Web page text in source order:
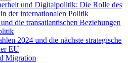
und Digitalpolitik: Die Rolle des
der internationalen Politik
die transatlantischen Beziehungen
2024 und die nächste strategische
EU
Migration